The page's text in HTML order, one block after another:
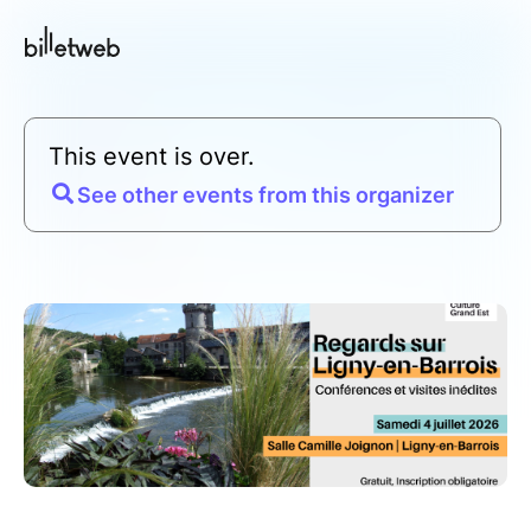
This event is over.
See other events from this organizer